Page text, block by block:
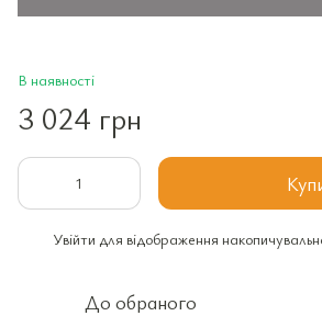
В наявності
3 024 грн
Увійти для відображення
До обраного